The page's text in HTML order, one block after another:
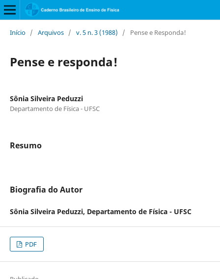
Início / Arquivos / v. 5 n. 3 (1988) / Pense e Responda!
Pense e responda!
Sônia Silveira Peduzzi
Departamento de Física - UFSC
Resumo
Biografia do Autor
Sônia Silveira Peduzzi, Departamento de Física - UFSC
PDF